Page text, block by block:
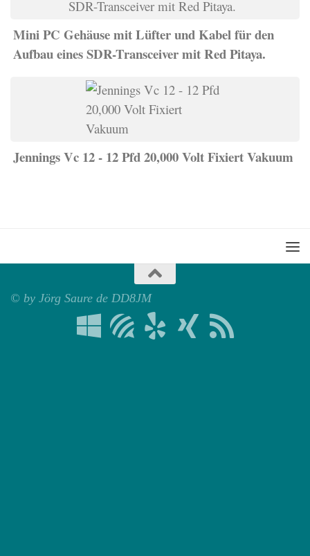
Mini PC Gehäuse mit Lüfter und Kabel für den
Aufbau eines SDR-Transceiver mit Red Pitaya.
Jennings Vc 12 - 12 Pfd 20,000 Volt Fixiert Vakuum
© by Jörg Saure de DD8JM